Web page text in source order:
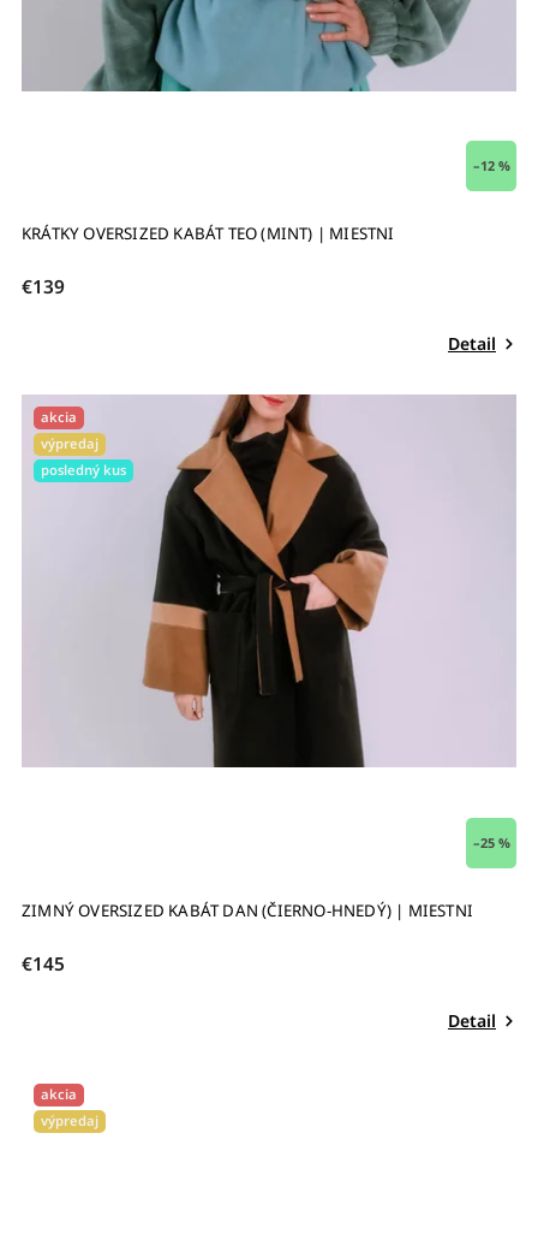
–12 %
KRÁTKY OVERSIZED KABÁT TEO (MINT) | MIESTNI
€139
Detail
akcia
výpredaj
posledný kus
–25 %
ZIMNÝ OVERSIZED KABÁT DAN (ČIERNO-HNEDÝ) | MIESTNI
€145
Detail
akcia
výpredaj